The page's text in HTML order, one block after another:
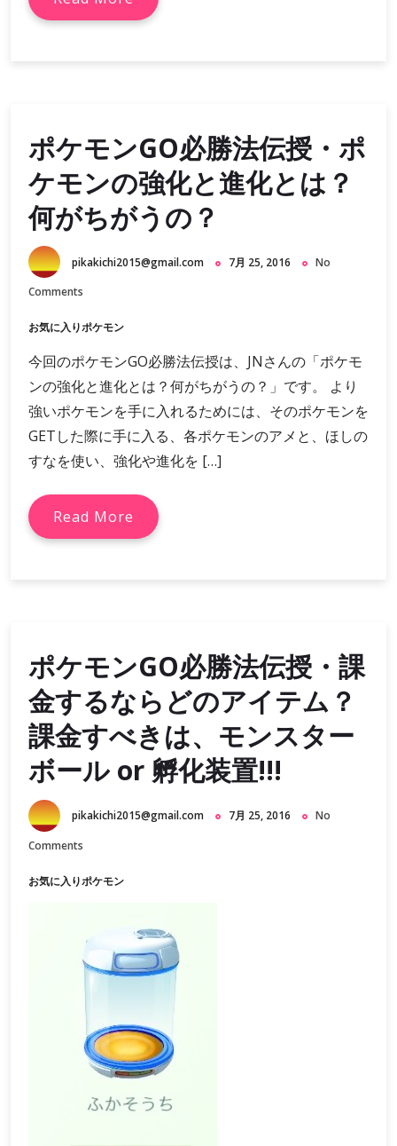
ポケモンGO必勝法伝授・ポ
ケモンの強化と進化とは？
何がちがうの？
pikakichi2015@gmail.com 7月 25, 2016
No
Comments
お気に入りポケモン
今回のポケモンGO必勝法伝授は、JNさんの「ポケモ
ンの強化と進化とは？何がちがうの？」です。 より
強いポケモンを手に入れるためには、そのポケモンを
GETした際に手に入る、各ポケモンのアメと、ほしの
すなを使い、強化や進化を […]
Read More
ポケモンGO必勝法伝授・課
金するならどのアイテム？
課金すべきは、モンスター
ボール or 孵化装置!!!
pikakichi2015@gmail.com 7月 25, 2016
No
Comments
お気に入りポケモン